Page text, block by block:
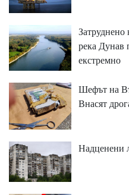
Затруднено
река Дунав
екстремно
Шефът на
Внасят
Надценени